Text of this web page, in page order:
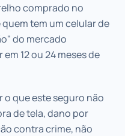
comprado no
tem um celular de
do mercado
12 ou 24 meses de
que este seguro não
de tela, dano por
contra crime, não